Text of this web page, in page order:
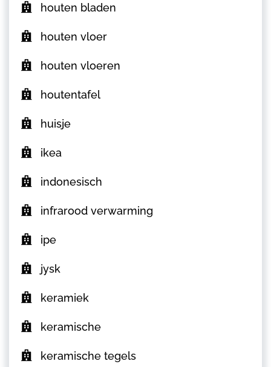
houten bladen
houten vloer
houten vloeren
houtentafel
huisje
ikea
indonesisch
infrarood verwarming
ipe
jysk
keramiek
keramische
keramische tegels